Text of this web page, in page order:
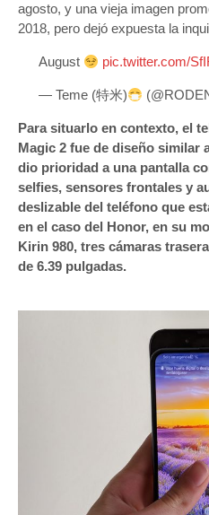
agosto, y una vieja imagen
2018, pero dejó expuesta la
August pic.twitter.com/
— Teme (特米)
Para situarlo en contexto, el
Magic 2 fue de diseño similar
dio prioridad a una pantalla
selfies, sensores frontales y
deslizable del teléfono que
en el caso del Honor, en su
Kirin 980, tres cámaras
de 6.39 pulgadas.